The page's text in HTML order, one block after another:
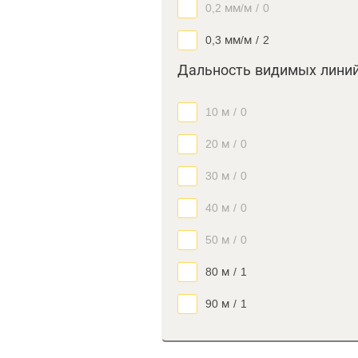
0,2 мм/м / 0
0,3 мм/м / 2
Дальность видимых
10 м / 0
20 м / 0
30 м / 0
40 м / 0
50 м / 0
80 м / 1
90 м / 1